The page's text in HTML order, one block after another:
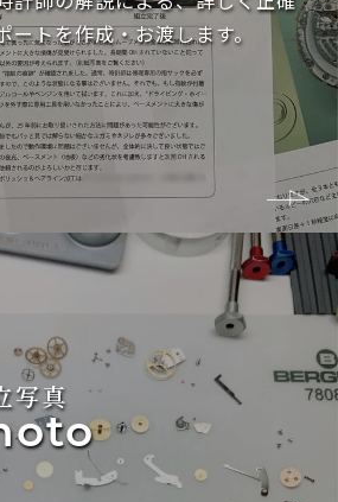
トを作成・お渡します。
写真